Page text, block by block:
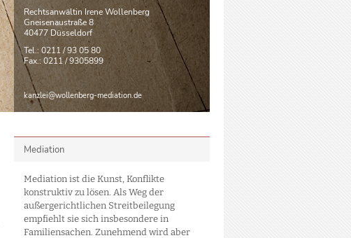
Rechtsanwältin Irene Wollenberg
Gneisenaustraße 8
40477 Düsseldorf
Tel.: 0211 / 93 05 80
Fax.: 0211 / 9305899
kanzlei@wollenberg-mediation.de
Mediation
Mediation ist die Kunst, Konflikte
konstruktiv zu lösen. Als Weg der
außergerichtlichen Streitbeilegung
empfiehlt sie sich insbesondere in
Familiensachen. Zunehmend wird aber